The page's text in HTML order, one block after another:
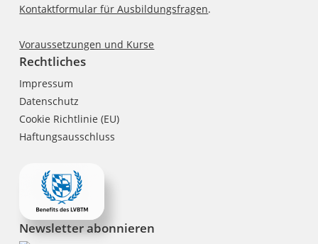
Kontaktformular für Ausbildungsfragen.
Voraussetzungen und Kurse
Rechtliches
Impressum
Datenschutz
Cookie Richtlinie (EU)
Haftungsausschluss
Newsletter abonnieren